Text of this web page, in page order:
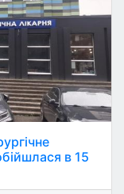
в 15